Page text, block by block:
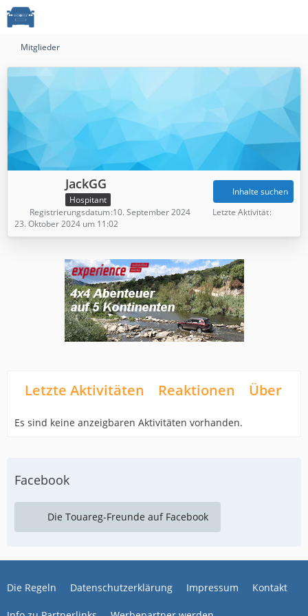
Mitglieder
JackGG
Hospitant
Inhalte suchen
Registrierungsdatum 10. September 2024
Letzte Aktivität
23. Oktober 2024 um 11:02
Letzte Aktivitäten Reaktionen Über
Es sind keine anzeigbaren Aktivitäten vorhanden.
Facebook
Die Touareg-Freunde auf Facebook
Die Regeln Datenschutzerklärung Impressum Kontakt